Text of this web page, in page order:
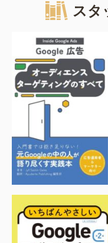
スタ